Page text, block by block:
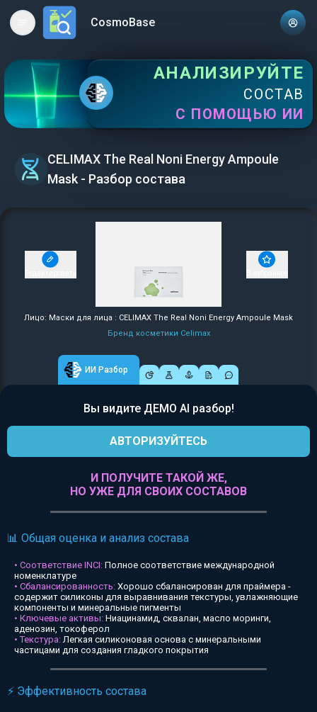
Open main menuCosmoBase
АНАЛИЗИРУЙТЕ
СОСТАВ
С ПОМОЩЬЮ ИИ
CELIMAX The Real Noni Energy Ampoule
Mask - Разбор состава
Лицо: Маски для лица : CELIMAX The Real Noni Energy Ampoule Mask
Бренд косметики Celimax
ИИ Разбор
Вы видите ДЕМО AI разбор!
АВТОРИЗУЙТЕСЬ
И ПОЛУЧИТЕ ТАКОЙ ЖЕ,
НО УЖЕ ДЛЯ СВОИХ СОСТАВОВ
📊 Общая оценка и анализ состава
• Соответствие INCI: Полное соответствие международной
номенклатуре
• Сбалансированность: Хорошо сбалансирован для праймера -
содержит силиконы для выравнивания текстуры, увлажняющие
компоненты и минеральные пигменты
• Ключевые активы: Ниацинамид, сквалан, масло моринги,
аденозин, токоферол
• Текстура:Легкая силиконовая основа с минеральными
частицами для создания гладкого покрытия
⚡ Эффективность состава